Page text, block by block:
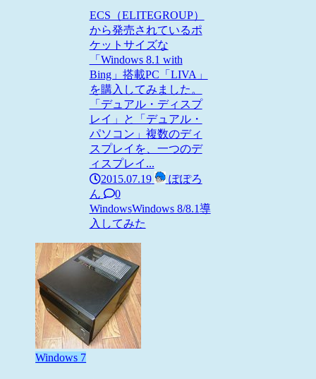
ECS（ELITEGROUP）
から発売されているポ
ケットサイズな
「Windows 8.1 with
Bing」搭載PC「LIVA」
を購入してみました。
「デュアル・ディスプ
レイ」と「デュアル・
パソコン」複数のディ
スプレイを、一つのデ
ィスプレイ...
2015.07.19
ぽぽろ
ん
0
WindowsWindows 8/8.1導
入してみた
Windows 7